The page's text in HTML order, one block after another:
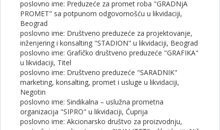
poslovno ime: Preduzeće za promet roba "GRADNjA
PROMET" sa potpunom odgovornošću u likvidaciji,
Beograd
poslovno ime: Društveno preduzeće za projektovanje,
inženjering i konsalting "STADION" u likvidaciji, Beograd
poslovno ime: Grafičko društveno preduzeće "GRAFIKA"
u likvidaciji, Titel
poslovno ime: Društveno preduzeće "SARADNIK"
marketing, konsalting, promet i usluge u likvidaciji,
Negotin
poslovno ime: Sindikalna – uslužna prometna
organizacija "SIPRO" u likvidaciji, Ćuprija
poslovno ime: Akcionarsko društvo za proizvodnju,